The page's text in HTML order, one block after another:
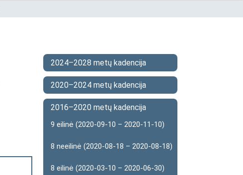
2024–2028 metų kadencija
2020–2024 metų kadencija
2016–2020 metų kadencija
9 eilinė (2020-09-10 – 2020-11-10)
8 neeilinė (2020-08-18 – 2020-08-18)
8 eilinė (2020-03-10 – 2020-06-30)